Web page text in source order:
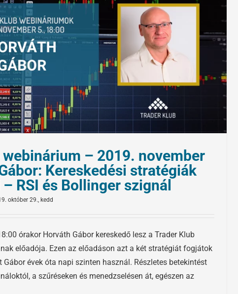
– 2019. november
Kereskedési stratégiák
RSI és Bollinger szignál
október 29., kedd
órakor Horváth Gábor kereskedő lesz a Trader Klub
előadója. Ezen az előadáson azt a két stratégiát fogjátok
Gábor évek óta napi szinten használ. Részletes betekintést
a szűréseken és menedzselésen át, egészen az